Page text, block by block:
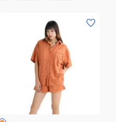
ス)SUNBATHING
メ